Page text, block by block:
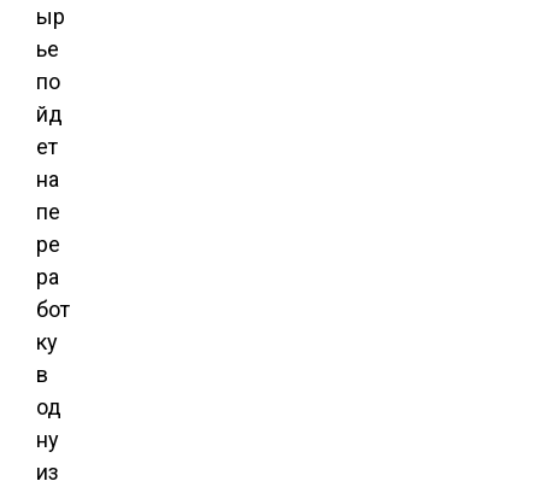
ыр
ье
по
йд
ет
на
пе
ре
ра
бот
ку
в
од
ну
из